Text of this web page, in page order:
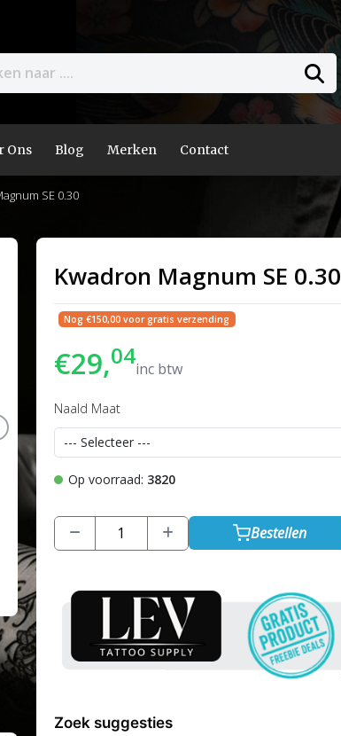
Ons Blog Merken Contact
SE 0.30
Kwadron Magnum SE 0.30
Nog €150,00 voor gratis verzending
€29,04inc btw
Naald Maat
Op voorraad: 3820
Bestellen
Zoek suggesties